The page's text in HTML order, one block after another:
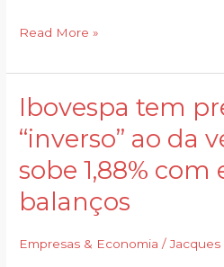
Read More »
Ibovespa tem
“inverso” ao da
sobe 1,88% com
balanços
Empresas & Economia /Jacques
Ibovespa
pregão
“inverso”
ao
da
véspera